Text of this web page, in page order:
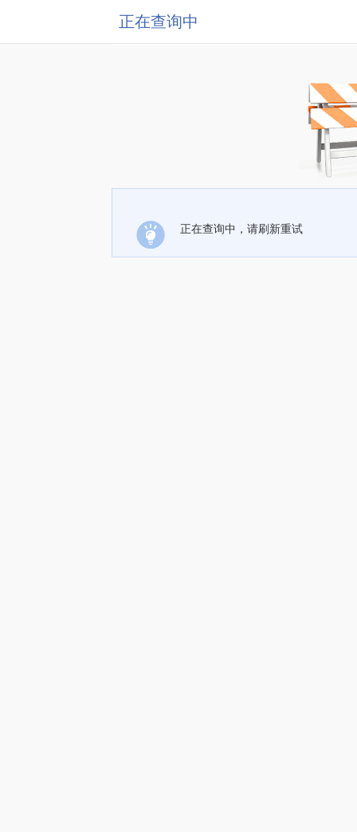
正在查询中
正在查询中，请刷新重试